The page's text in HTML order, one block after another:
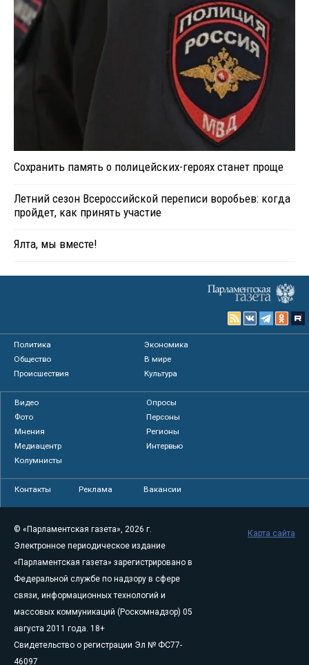
Сохранить память о полицейских-героях станет проще
Летний сезон Всероссийской переписи воробьев: когда
пройдет, как принять участие
Ялта, мы вместе!
Политика
Экономика
Общество
В мире
Происшествия
Культура
Видео
Опросы
Фото
Персоны
Мнения
Регионы
Медиацентр
Интервью
Колумнисты
Контакты Реклама Вакансии
© «Парламентская газета», 2026 г.
Электронное периодическое издание
«Парламентская газета» зарегистрировано в
Федеральной службе по надзору в сфере
связи, информационных технологий и
массовых коммуникаций (Роскомнадзор) 05
августа 2011 года. 18+
Свидетельство о регистрации Эл № ФС77-
46097
Карта сайта